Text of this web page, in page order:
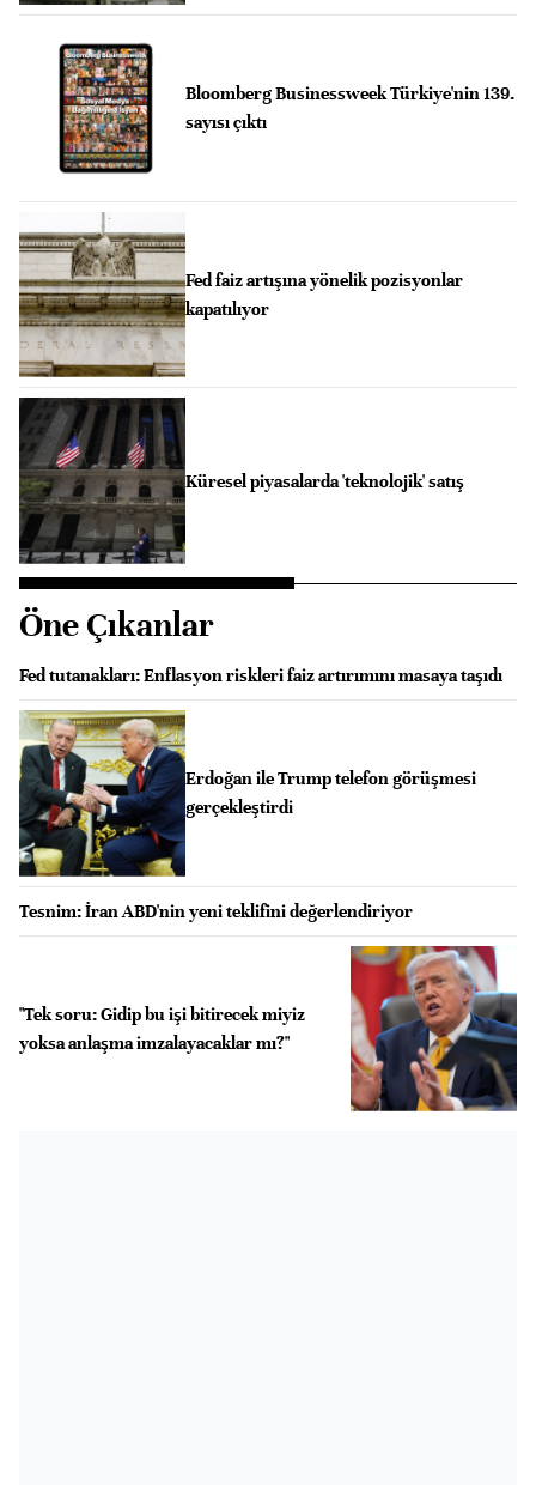
Bloomberg Businessweek Türkiye'nin 139.
sayısı çıktı
Fed faiz artışına yönelik pozisyonlar
kapatılıyor
Küresel piyasalarda 'teknolojik' satış
Öne Çıkanlar
Fed tutanakları: Enflasyon riskleri faiz artırımını masaya taşıdı
Erdoğan ile Trump telefon görüşmesi
gerçekleştirdi
Tesnim: İran ABD'nin yeni teklifini değerlendiriyor
"Tek soru: Gidip bu işi bitirecek miyiz
yoksa anlaşma imzalayacaklar mı?"